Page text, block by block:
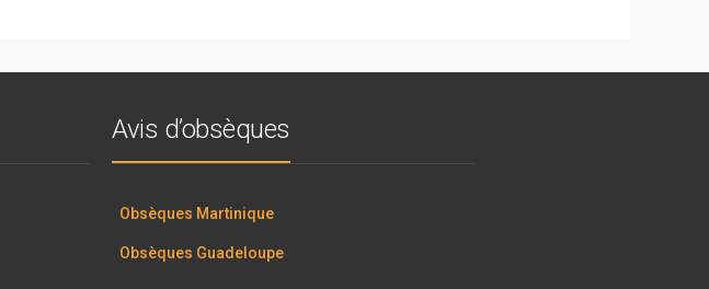
Avis d’obsèques
Obsèques Martinique
Obsèques Guadeloupe